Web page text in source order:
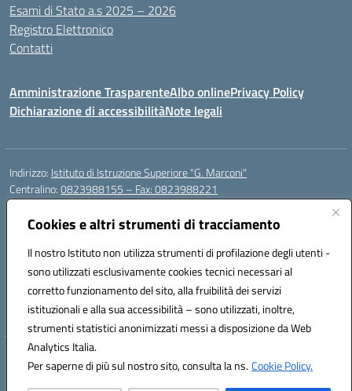
Cookies e altri strumenti di tracciamento
Il nostro Istituto non utilizza strumenti di profilazione degli utenti -
sono utilizzati esclusivamente cookies tecnici necessari al
corretto funzionamento del sito, alla fruibilità dei servizi
istituzionali e alla sua accessibilità – sono utilizzati, inoltre,
strumenti statistici anonimizzati messi a disposizione da Web
Analytics Italia.
Per saperne di più sul nostro sito, consulta la ns.Cookie Policy.
Esami di Stato a.s 2025 – 2026
Registro Elettronico
Contatti
Amministrazione TrasparenteAlbo onlinePrivacy Policy
Dichiarazione di accessibilitàNote legali
Indirizzo: Istituto di Istruzione Superiore "G. Marconi"
Centralino:0823988155 – Fax: 0823988221
Email:
Posta elettronica certificata (PEC):ceis006006@pec.istruzione.it
Codice fiscale: 80004450617
Codice meccanografico:CEIS006006
Codice Indice delle Pubbliche Amministrazioni (IPA): istsc_ceis006006
Codice unico di fatturazione (CUF): UF8BPW
Hosting & Powered by 3D Solution S.r.l.
Concept & Design by Designers Italia